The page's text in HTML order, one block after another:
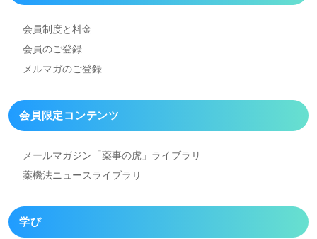
会員制度と料金
会員のご登録
メルマガのご登録
会員限定コンテンツ
メールマガジン「薬事の虎」 ライブラリ
薬機法ニュースライブラリ
学び